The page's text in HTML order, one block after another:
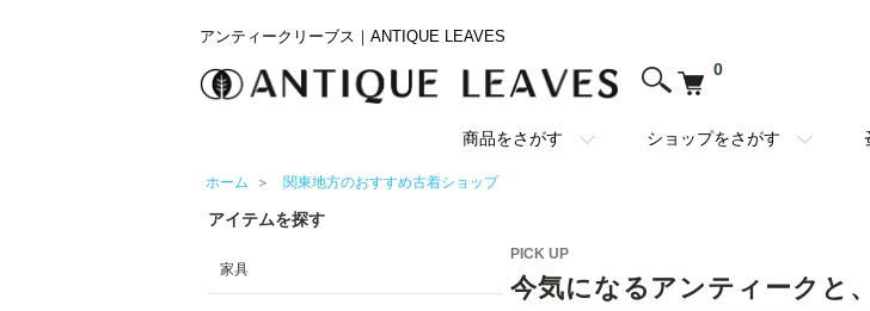
アンティークリーブス｜ANTIQUE LEAVES
0
商品をさがす ショップをさがす
ホーム ＞ 関東地方のおすすめ古着ショップ
PICK UP
今気になるアンティークと
アイテムを探す
家具